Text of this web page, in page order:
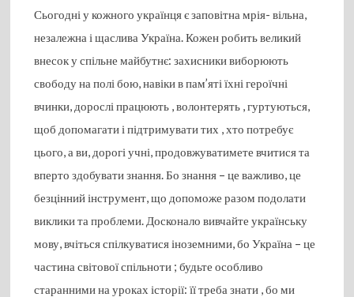
Сьогодні у кожного українця є заповітна мрія- вільна,
незалежна і щаслива Україна. Кожен робить великий
внесок у спільне майбутнє: захисники виборюють
свободу на полі бою, навіки в пам’яті їхні героїчні
вчинки, дорослі працюють , волонтерять , гуртуються,
щоб допомагати і підтримувати тих , хто потребує
цього, а ви, дорогі учні, продовжуватимете вчитися та
вперто здобувати знання. Бо знання – це важливо, це
безцінний інструмент, що допоможе разом подолати
виклики та проблеми. Досконало вивчайте українську
мову, вчіться спілкуватися іноземними, бо Україна – це
частина світової спільноти ; будьте особливо
старанними на уроках історії: її треба знати , бо ми